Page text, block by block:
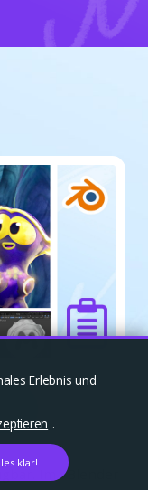
Im »Blender
Erlebnis und
.
klar!